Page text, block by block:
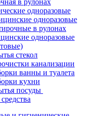
в рулонах
одноразовые
одноразовые
в рулонах
одноразовые
стекол
канализации
ванны и туалета
кухни
посуды